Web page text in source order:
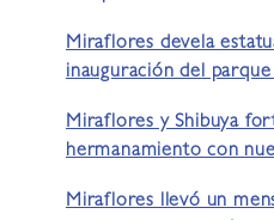
Miraflores devela
inauguración del parque
Miraflores y Shibuya
hermanamiento con
Miraflores llevó un